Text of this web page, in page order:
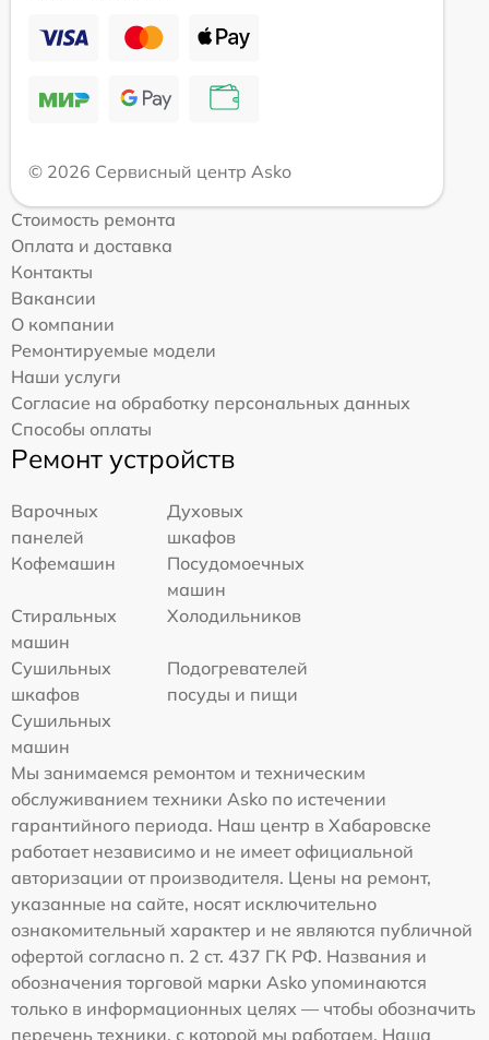
© 2026 Сервисный центр Asko
Стоимость ремонта
Оплата и доставка
Контакты
Вакансии
О компании
Ремонтируемые модели
Наши услуги
Согласие на обработку персональных данных
Способы оплаты
Ремонт устройств
Варочных
панелей
Духовых
шкафов
Кофемашин
Посудомоечных
машин
Стиральных
машин
Холодильников
Сушильных
шкафов
Подогревателей
посуды и пищи
Сушильных
машин
Мы занимаемся ремонтом и техническим
обслуживанием техники Asko по истечении
гарантийного периода. Наш центр в Хабаровске
работает независимо и не имеет официальной
авторизации от производителя. Цены на ремонт,
указанные на сайте, носят исключительно
ознакомительный характер и не являются публичной
офертой согласно п. 2 ст. 437 ГК РФ. Названия и
обозначения торговой марки Asko упоминаются
только в информационных целях — чтобы обозначить
перечень техники, с которой мы работаем. Наша